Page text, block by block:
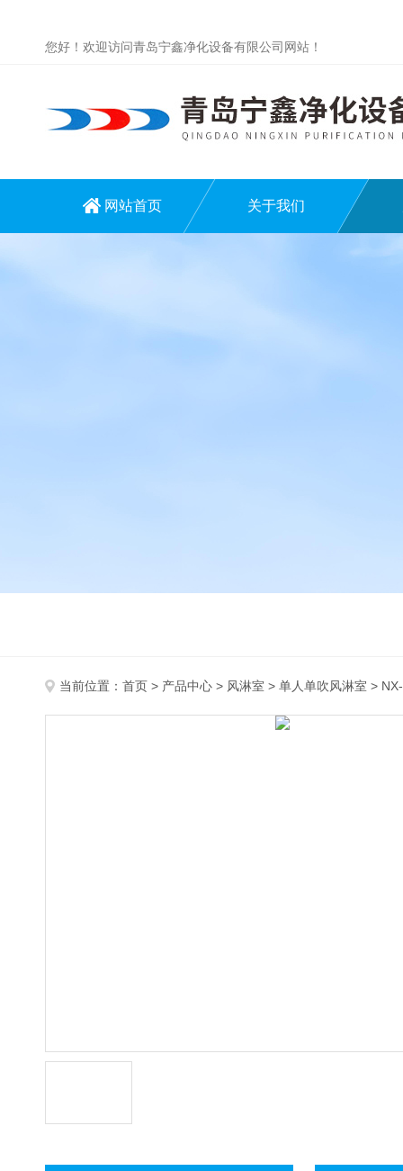
您好！欢迎访问青岛宁鑫净化设备有限公司网站！
网站首页 关于我们
当前位置： 首页 > 产品中心 > 风淋室 > 单人单吹风淋室 >